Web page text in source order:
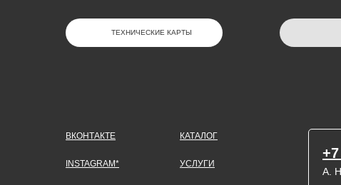
ТЕХНИЧЕСКИЕ КАРТЫ
INSTAGRAM*
ВКОНТАКТЕ
А.
УСЛУГИ
КАТАЛОГ